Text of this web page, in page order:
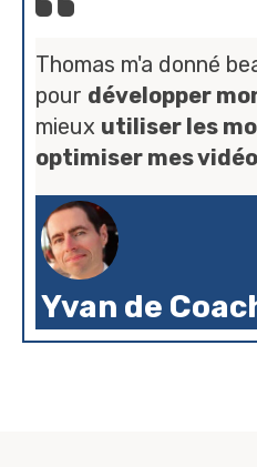
Thomas m'a donné
pour développer
mieux utiliser les
optimiser mes
Yvan de